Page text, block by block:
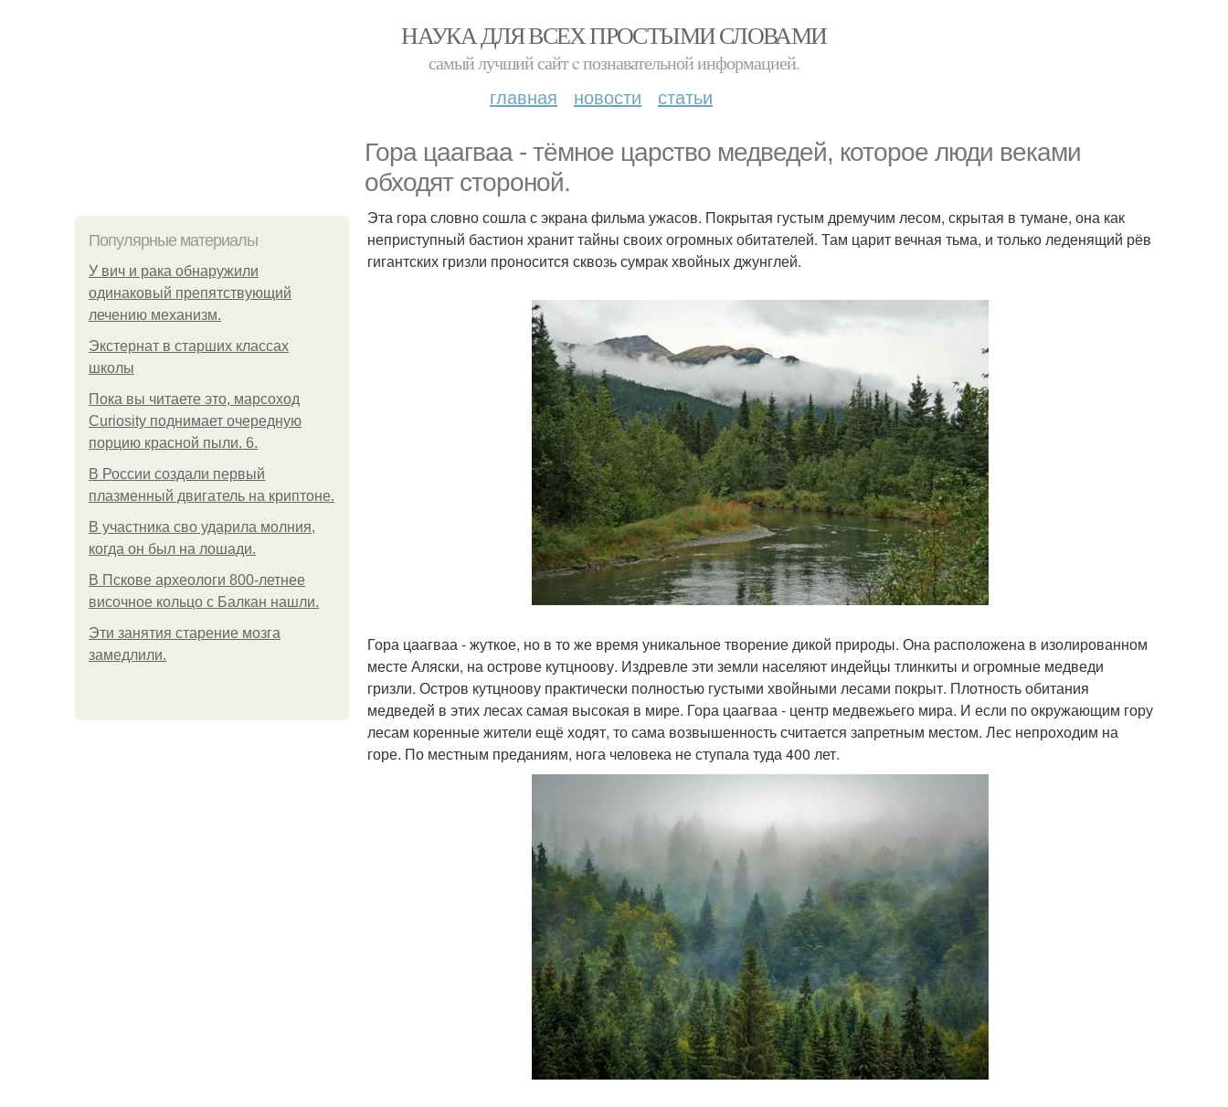
НАУКА ДЛЯ ВСЕХ ПРОСТЫМИ СЛОВАМИ
самый лучший сайт c познавательной информацией.
главная новости статьи
Гора цаагваа - тёмное царство медведей, которое люди веками
обходят стороной.
Популярные материалы
У вич и рака обнаружили
одинаковый препятствующий
лечению механизм.
Экстернат в старших классах
школы
Пока вы читаете это, марсоход
Curiosity поднимает очередную
порцию красной пыли. 6.
В России создали первый
плазменный двигатель на криптоне.
В участника сво ударила молния,
когда он был на лошади.
В Пскове археологи 800-летнее
височное кольцо с Балкан нашли.
Эти занятия старение мозга
замедлили.
Эта гора словно сошла с экрана фильма ужасов. Покрытая густым дремучим лесом, скрытая в тумане, она как
неприступный бастион хранит тайны своих огромных обитателей. Там царит вечная тьма, и только леденящий рёв
гигантских гризли проносится сквозь сумрак хвойных джунглей.
Гора цаагваа - жуткое, но в то же время уникальное творение дикой природы. Она расположена в изолированном
месте Аляски, на острове кутцноову. Издревле эти земли населяют индейцы тлинкиты и огромные медведи
гризли. Остров кутцноову практически полностью густыми хвойными лесами покрыт. Плотность обитания
медведей в этих лесах самая высокая в мире. Гора цаагваа - центр медвежьего мира. И если по окружающим гору
лесам коренные жители ещё ходят, то сама возвышенность считается запретным местом. Лес непроходим на
горе. По местным преданиям, нога человека не ступала туда 400 лет.